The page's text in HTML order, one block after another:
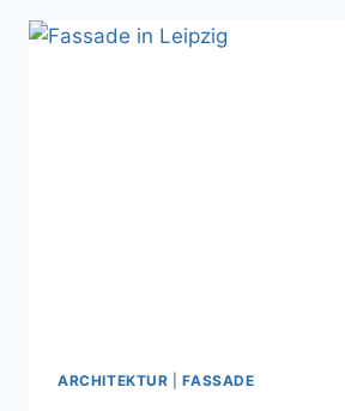
ARCHITEKTUR |FASSADE